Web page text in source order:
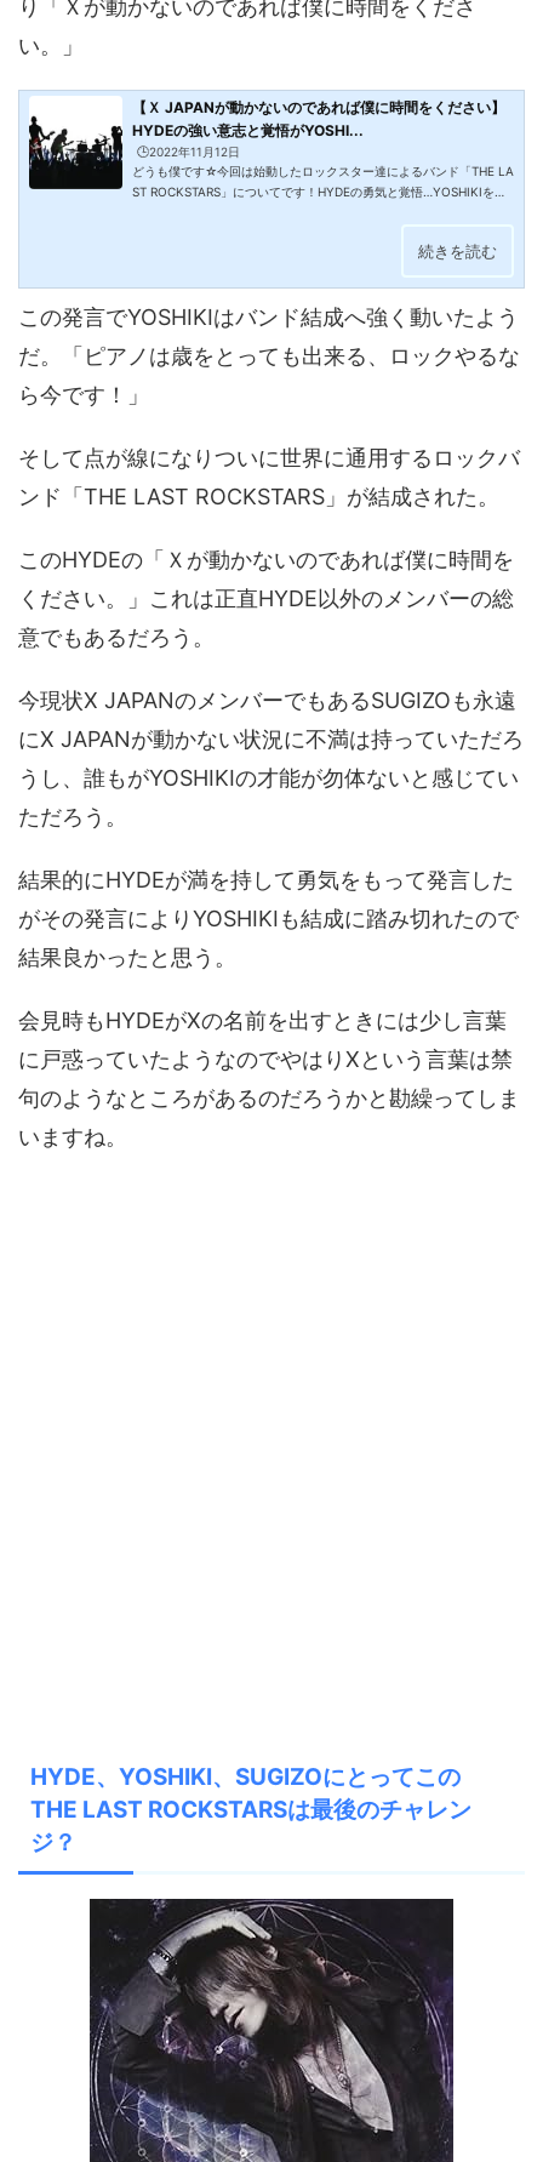
り「Ｘが動かないのであれば僕に時間をくださ
い。」
【Ｘ JAPANが動かないのであれば僕に時間をください】
HYDEの強い意志と覚悟がYOSHI...
🕒️2022年11月12日
どうも僕です☆今回は始動したロックスター達によるバンド「THE LA
ST ROCKSTARS」についてです！HYDEの勇気と覚悟…YOSHIKIを動
ーカルはL’Arc-en-CielのHYDE、ドラムはX JAPANのYOSHIKI、ギタ
ROCKSTARSのバンドでYOSHIKIのドラムを叩いている姿には感慨深
続きを読む
この発言でYOSHIKIはバンド結成へ強く動いたよう
だ。「ピアノは歳をとっても出来る、ロックやるな
ら今です！」
そして点が線になりついに世界に通用するロックバ
ンド「THE LAST ROCKSTARS」が結成された。
このHYDEの「Ｘが動かないのであれば僕に時間を
ください。」これは正直HYDE以外のメンバーの総
意でもあるだろう。
今現状X JAPANのメンバーでもあるSUGIZOも永遠
にX JAPANが動かない状況に不満は持っていただろ
うし、誰もがYOSHIKIの才能が勿体ないと感じてい
ただろう。
結果的にHYDEが満を持して勇気をもって発言した
がその発言によりYOSHIKIも結成に踏み切れたので
結果良かったと思う。
会見時もHYDEがXの名前を出すときには少し言葉
に戸惑っていたようなのでやはりXという言葉は禁
句のようなところがあるのだろうかと勘繰ってしま
いますね。
HYDE、YOSHIKI、SUGIZOにとってこの
THE LAST ROCKSTARSは最後のチャレン
ジ？